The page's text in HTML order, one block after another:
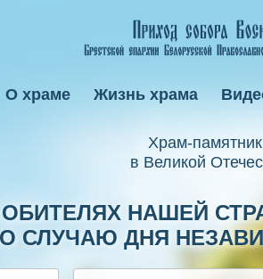
Xрам-
в Великой
О храме Жизнь храма
НАШЕЙ
СЛУЧАЮ ДНЯ